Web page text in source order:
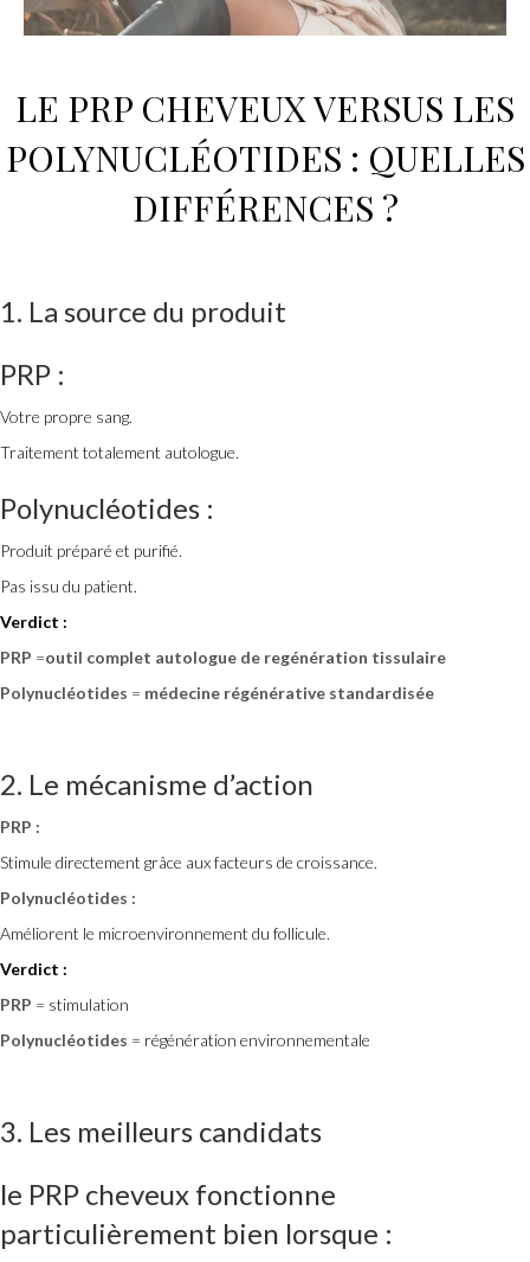
LE PRP CHEVEUXVERSUS LES
POLYNUCLÉOTIDES : QUELLES
DIFFÉRENCES ?
1. La source du produit
PRP :
Votre propre sang.
Traitement totalement autologue.
Polynucléotides :
Produit préparé et purifié.
Pas issu du patient.
Verdict :
PRP =outil complet autologue de regénération tissulaire
Polynucléotides = médecine régénérative standardisée
2. Le mécanisme d’action
PRP :
Stimule directement grâce aux facteurs de croissance.
Polynucléotides :
Améliorent le microenvironnement du follicule.
Verdict :
PRP = stimulation
Polynucléotides = régénération environnementale
3. Les meilleurs candidats
le PRP cheveux fonctionne
particulièrement bien lorsque :